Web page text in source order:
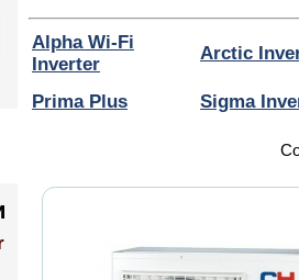
Alpha Wi-Fi
Inverter
Arctic
Prima Plus Sigma